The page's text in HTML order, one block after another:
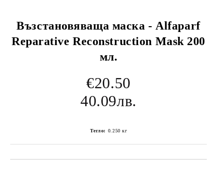
Възстановяваща маска - Alfaparf
Reparative Reconstruction Mask 200
мл.
€20.50
40.09лв.
Тегло: 0.250 кг